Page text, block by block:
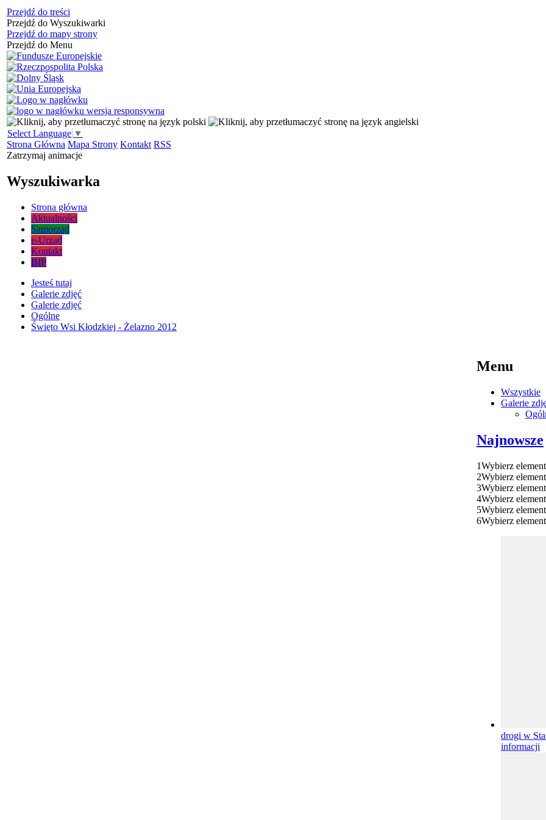
Przejdź do treści
Przejdź do Wyszukiwarki
Przejdź do mapy strony
Przejdź do Menu
Select Language ▼
Strona Główna Mapa Strony Kontakt RSS
Zatrzymaj animacje
Wyszukiwarka
Strona główna
Aktualności
Samorząd
e-Urząd
Kontakt
BIP
Jesteś tutaj
Galerie zdjęć
Galerie zdjęć
Ogólne
Święto Wsi Kłodzkiej - Żelazno 2012
Menu
Wszystkie
Galerie
Najnowsze
1Wybierz
2Wybierz
3Wybierz
4Wybierz
5Wybierz
6Wybierz
drogi w
informacji